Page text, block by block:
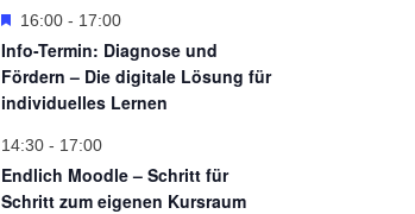
H
e
v
o
g
e
h
16:00 - 17:00
Info-Termin: Diagnose und
Fördern – Die digitale Lösung für
individuelles Lernen
14:30 - 17:00
Endlich Moodle – Schritt für
Schritt zum eigenen Kursraum